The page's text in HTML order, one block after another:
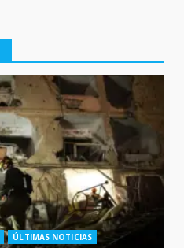
ÚLTIMAS NOTICIAS